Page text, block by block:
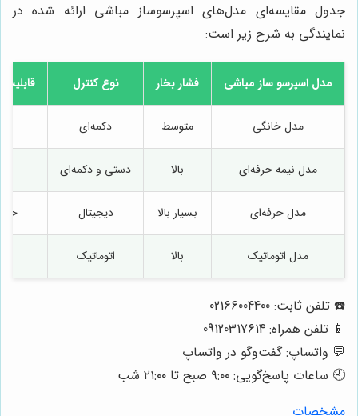
جدول مقایسه‌ای مدل‌های اسپرسوساز مباشی ارائه شده در
نمایندگی به شرح زیر است:
مدل اسپرسو ساز مباشی فشار بخار نوع کنترل
مدل خانگی متوسط دکمه‌ای
مدل نیمه حرفه‌ای بالا دستی و دکمه‌ای
مدل حرفه‌ای بسیار بالا دیجیتال
مدل اتوماتیک بالا اتوماتیک
☎️ تلفن ثابت: 02166004400
📱 تلفن همراه: 09120317614
💬 واتساپ: گفت‌وگو در واتساپ
🕘 ساعات پاسخ‌گویی: ۹:۰۰ صبح تا ۲۱:۰۰ شب
مشخصات